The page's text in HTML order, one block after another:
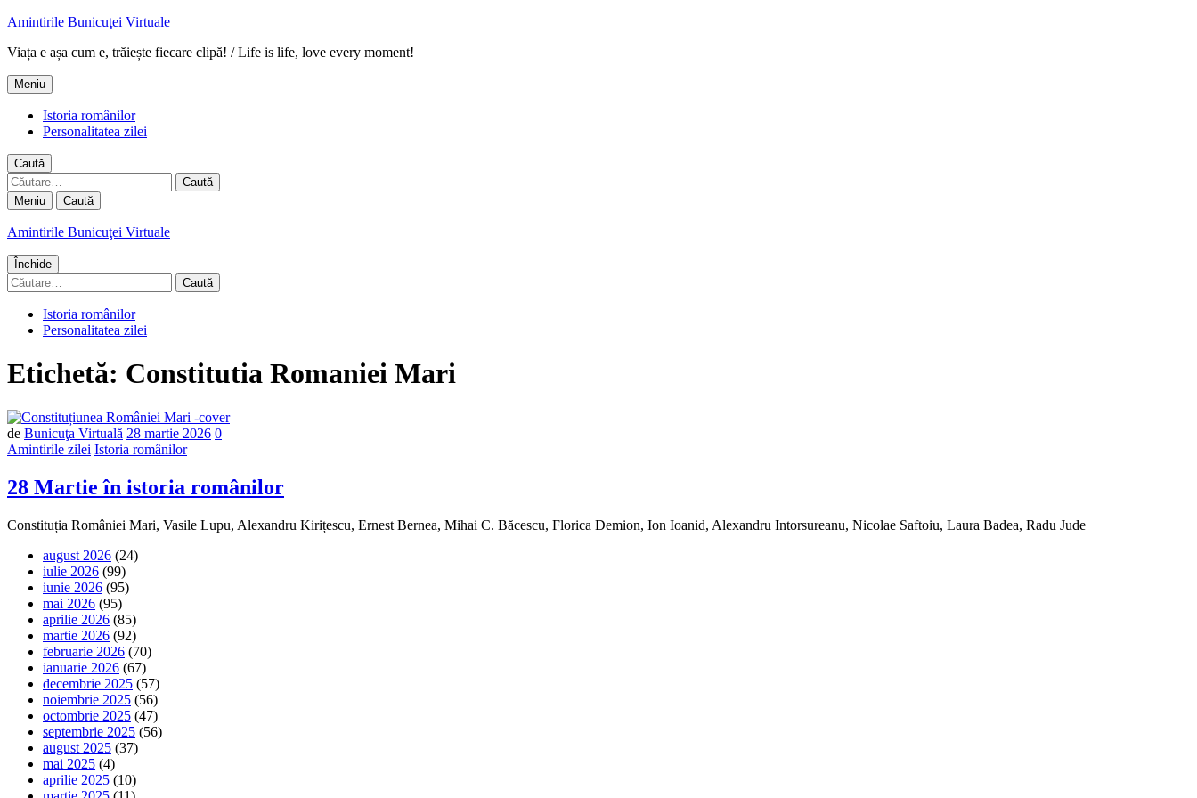
Amintirile Bunicuţei Virtuale
Viața e așa cum e, trăiește fiecare clipă! / Life is life, love every moment!
Meniu
Istoria românilor
Personalitatea zilei
Caută
Caută
după:
Meniu Caută
Amintirile Bunicuţei Virtuale
Închide
Caută
după:
Istoria românilor
Personalitatea zilei
Etichetă: Constitutia Romaniei Mari
de Bunicuţa Virtuală 28 martie 2026 Număr
0
Amintirile zilei Istoria românilor
28 Martie în istoria românilor
Constituția României Mari, Vasile Lupu, Alexandru Kirițescu, Ernest Bernea, Mihai C. Băcescu, Florica Demion, Ion Ioanid, Alexandru Intorsureanu, Nicolae Saftoiu, Laura Badea, Radu Jude
august 2026 (24)
iulie 2026 (99)
iunie 2026 (95)
mai 2026 (95)
aprilie 2026 (85)
martie 2026 (92)
februarie 2026 (70)
ianuarie 2026 (67)
decembrie 2025 (57)
noiembrie 2025 (56)
octombrie 2025 (47)
septembrie 2025 (56)
august 2025 (37)
mai 2025 (4)
aprilie 2025 (10)